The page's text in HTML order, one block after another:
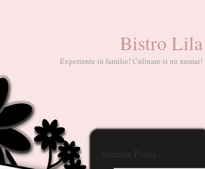
Bistro Lila
Experiente in familie! Culinare si nu numai!
Search Posts